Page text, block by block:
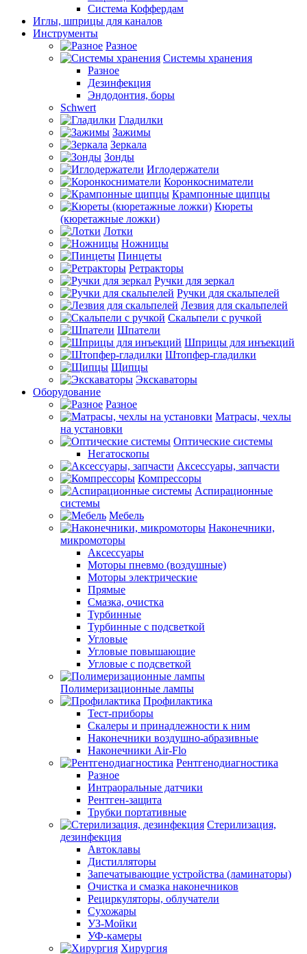
Система Коффердам
Иглы, шприцы для каналов
Инструменты
Разное
Системы хранения
Разное
Дезинфекция
Эндодонтия, боры
Schwert
Гладилки
Зажимы
Зеркала
Зонды
Иглодержатели
Коронкосниматели
Крампонные щипцы
Кюреты
(кюретажные ложки)
Лотки
Ножницы
Пинцеты
Ретракторы
Ручки для зеркал
Ручки для скальпелей
Лезвия для скальпелей
Скальпели с ручкой
Шпатели
Шприцы для инъекций
Штопфер-гладилки
Щипцы
Экскаваторы
Оборудование
Разное
Матрасы, чехлы
на установки
Оптические системы
Негатоскопы
Аксессуары, запчасти
Компрессоры
Аспирационные
системы
Мебель
Наконечники,
микромоторы
Аксессуары
Моторы пневмо (воздушные)
Моторы электрические
Прямые
Смазка, очистка
Турбинные
Турбинные с подсветкой
Угловые
Угловые повышающие
Угловые с подсветкой
Полимеризационные лампы
Профилактика
Тест-приборы
Скалеры и принадлежности к ним
Наконечники воздушно-абразивные
Наконечники Air-Flo
Рентгенодиагностика
Разное
Интраоральные датчики
Рентген-защита
Трубки портативные
Стерилизация,
дезинфекция
Автоклавы
Дистилляторы
Запечатывающие устройства (ламинаторы)
Очистка и смазка наконечников
Рециркуляторы, облучатели
Сухожары
УЗ-Мойки
УФ-камеры
Хирургия